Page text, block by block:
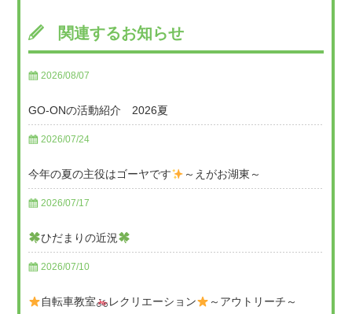
関連するお知らせ
2026/08/07
GO-ONの活動紹介 2026夏
2026/07/24
今年の夏の主役はゴーヤです ～えがお湖東～
2026/07/17
ひだまりの近況
2026/07/10
自転車教室 レクリエーション ～アウトリーチ～